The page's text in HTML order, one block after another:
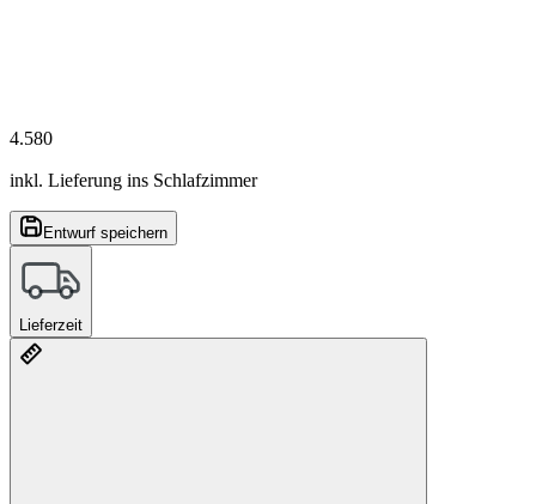
4.580
inkl. Lieferung ins Schlafzimmer
Entwurf speichern
Lieferzeit